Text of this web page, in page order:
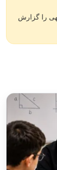
را گزارش